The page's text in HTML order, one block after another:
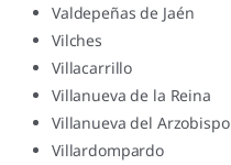
Valdepeñas de Jaén
Vilches
Villacarrillo
Villanueva de la Reina
Villanueva del Arzobispo
Villardompardo